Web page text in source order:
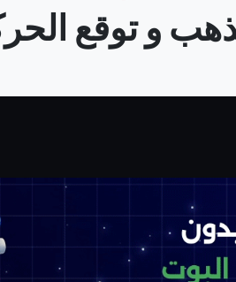
و توقع